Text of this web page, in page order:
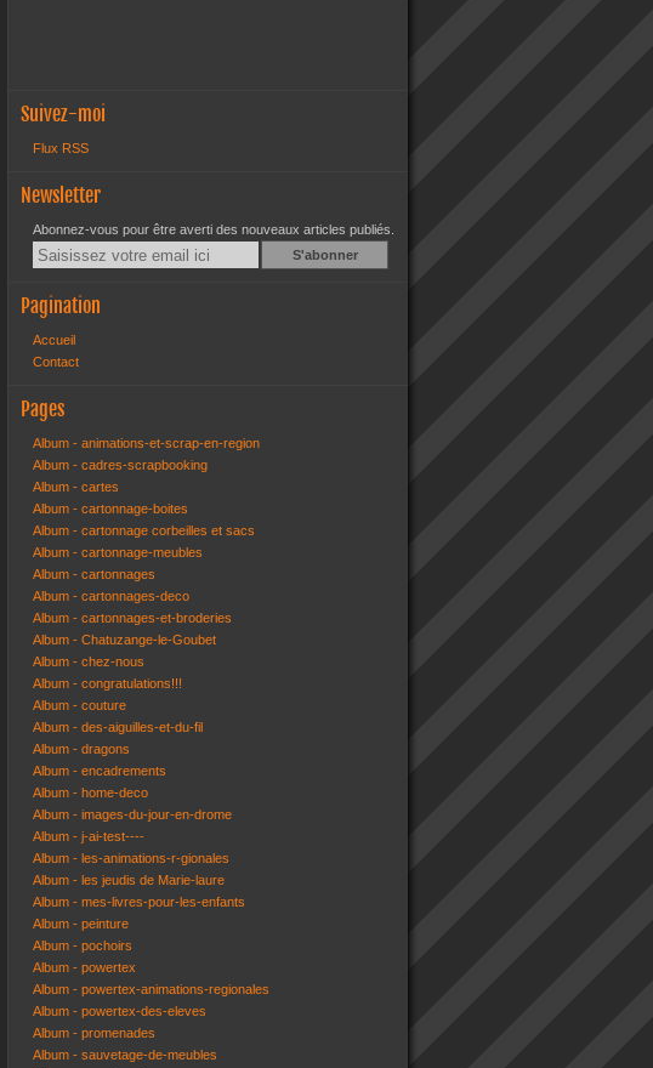
Suivez-moi
Flux RSS
Newsletter
Abonnez-vous pour être averti des nouveaux articles publiés.
Email
Pagination
Accueil
Contact
Pages
Album - animations-et-scrap-en-region
Album - cadres-scrapbooking
Album - cartes
Album - cartonnage-boites
Album - cartonnage corbeilles et sacs
Album - cartonnage-meubles
Album - cartonnages
Album - cartonnages-deco
Album - cartonnages-et-broderies
Album - Chatuzange-le-Goubet
Album - chez-nous
Album - congratulations!!!
Album - couture
Album - des-aiguilles-et-du-fil
Album - dragons
Album - encadrements
Album - home-deco
Album - images-du-jour-en-drome
Album - j-ai-test----
Album - les-animations-r-gionales
Album - les jeudis de Marie-laure
Album - mes-livres-pour-les-enfants
Album - peinture
Album - pochoirs
Album - powertex
Album - powertex-animations-regionales
Album - powertex-des-eleves
Album - promenades
Album - sauvetage-de-meubles